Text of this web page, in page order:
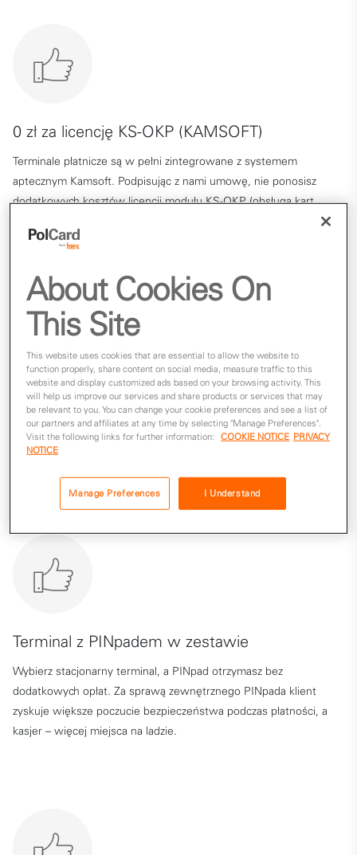
0 zł za licencję KS-OKP (KAMSOFT)
Terminale płatnicze są w pełni zintegrowane z systemem
aptecznym Kamsoft. Podpisując z nami umowę, nie ponosisz
dodatkowych kosztów licencji modułu KS-OKP (obsługa kart
Więcej zadowolonych klientów
Skracaj kolejki dzięki szybkiej i bezpiecznej obsłudze płatności
kartowych i mobilnych.
Terminal z PINpadem w zestawie
Wybierz stacjonarny terminal, a PINpad otrzymasz bez
dodatkowych opłat. Za sprawą zewnętrznego PINpada klient
zyskuje większe poczucie bezpieczeństwa podczas płatności, a
kasjer – więcej miejsca na ladzie.
About Cookies On
This Site
This website uses cookies that are essential to allow the website to
function properly, share content on social media, measure traffic to this
website and display customized ads based on your browsing activity. This
will help us improve our services and share products or services that may
be relevant to you. You can change your cookie preferences and see a list of
our partners and affiliates at any time by selecting "Manage Preferences".
Visit the following links for further information:
COOKIE NOTICE PRIVACY
NOTICE
Manage Preferences I Understand